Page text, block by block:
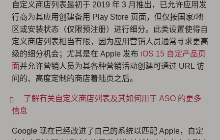
自定义商店列表最初于 2019 年 3 月推出，已允许应用发
行商为其应用创建备用 Play Store 页面，但仅按国家/地
区或安装状态（仅限预注册）进行细分。此类设置使得自
定义商店列表相当有限，因为应用营销人员通常寻求更高
级的细分机会；尤其是在 Apple 发布 iOS 15 自定产品页
面并允许营销人员为其各种营销活动创建可通过 URL 访
问的、高度定制的商店着陆页之后。
了解有关自定义商店列表及其如何用于 ASO 的更多
信息
Google 现在已经改进了自己的系统以匹配 Apple，自定